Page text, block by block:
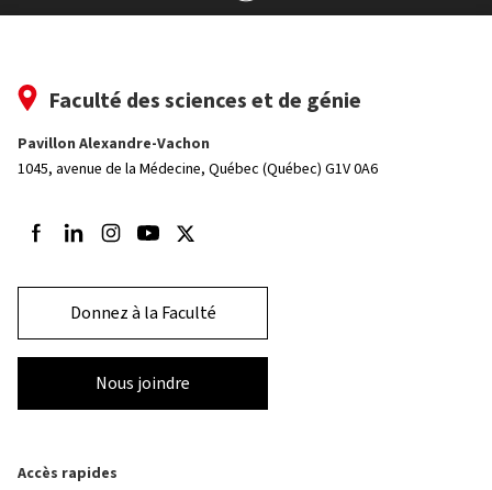
Faculté des sciences et de génie
Pavillon Alexandre-Vachon
1045, avenue de la Médecine, Québec (Québec) G1V 0A6
Suivez-nous sur Facebook
Suivez-nous sur LinkedIn
Suivez-nous sur Instagram
Suivez-nous sur Youtube
Suivez-nous sur Twitter
Donnez à la Faculté
Nous joindre
Accès rapides